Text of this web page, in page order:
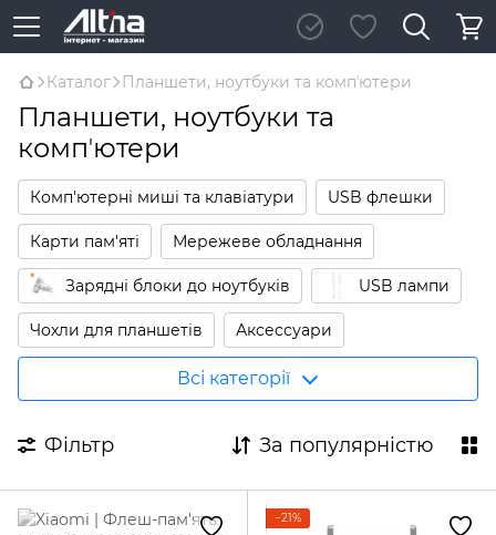
Каталог Планшети, ноутбуки та компʼютери
Планшети, ноутбуки та
компʼютери
Комп'ютерні миші та клавіатури USB флешки
Карти пам'яті Мережеве обладнання
Зарядні блоки до ноутбуків USB лампи
Чохли для планшетів Аксессуари
Кабелі HDMI
Всі категорії
Фільтр За популярністю
−21%